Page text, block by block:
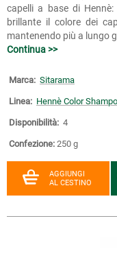
capelli a base di
brillante il colore dei
mantenendo più a lungo
Continua >>
Marca: Sitarama
Linea: Hennè Color
Disponibilità: 4
Confezione: 250 g
AGGIUNGI
AL CESTINO